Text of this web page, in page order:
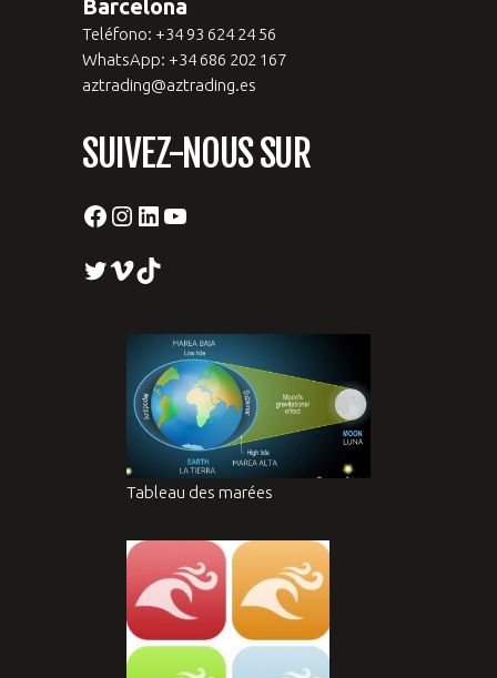
Barcelona
Teléfono: +34 93 624 24 56
WhatsApp: +34 686 202 167
aztrading@aztrading.es
SUIVEZ-NOUS SUR
Facebook
Instagram
LinkedIn
YouTube
Twitter
VimeoTikTok
Tableau des marées